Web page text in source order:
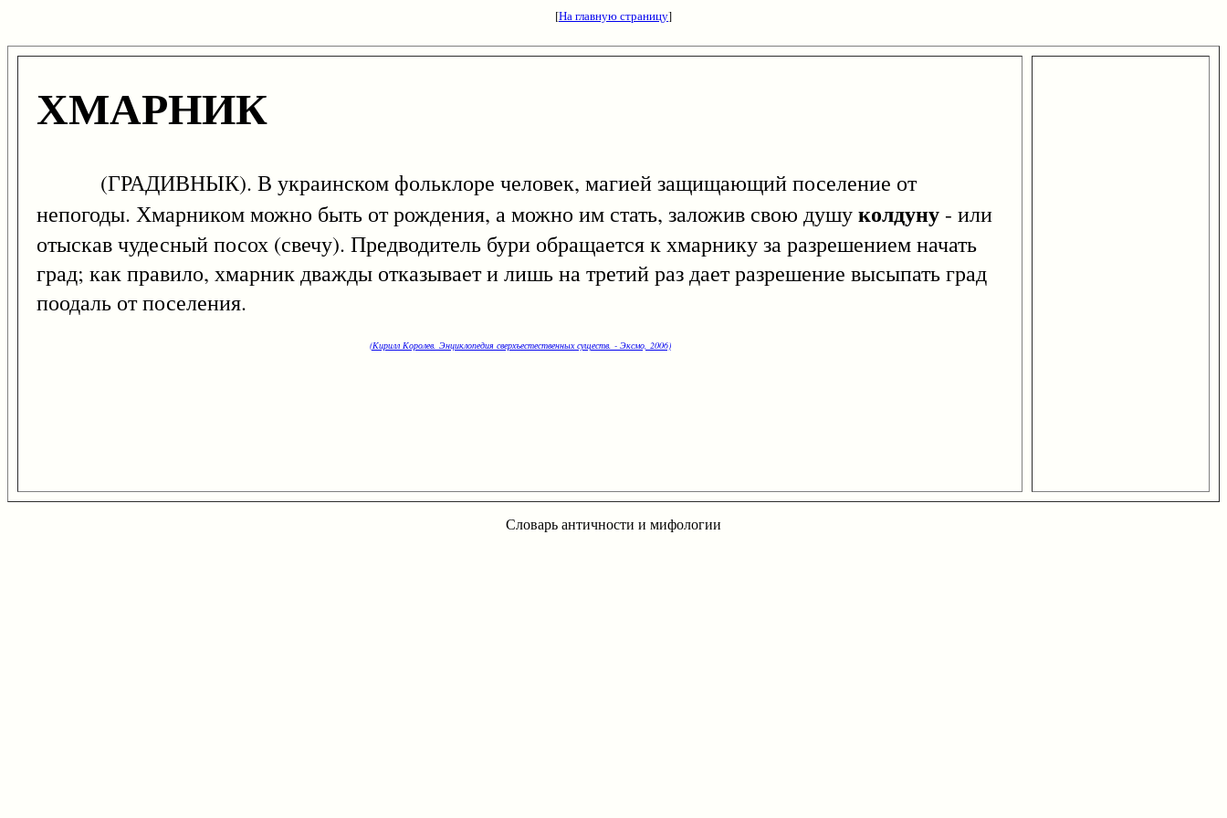
[На главную страницу]
ХМАРНИК
(ГРАДИВНЫК). В украинском фольклоре человек, магией защищающий поселение от
непогоды. Хмарником можно быть от рождения, а можно им стать, заложив свою душуколдуну - или
отыскав чудесный посох (свечу). Предводитель бури обращается к хмарнику за разрешением начать
град; как правило, хмарник дважды отказывает и лишь на третий раз дает разрешение высыпать град
поодаль от поселения.
(Кирилл Королев. Энциклопедия сверхъестественных существ. - Эксмо, 2006)
Словарь античности и мифологии